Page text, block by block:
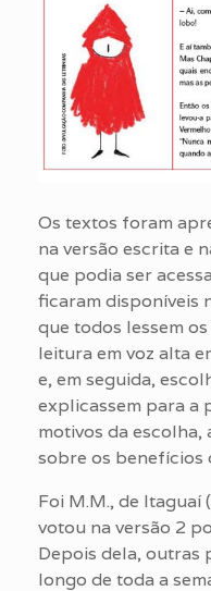
Os textos foram
na versão escrita e
que podia ser
ficaram disponíveis
que todos lessem
leitura em voz alta
e, em seguida,
explicassem para a
motivos da
sobre os benefícios
Foi M.M., de Itaguaí
votou na versão 2
Depois dela, outras
longo de toda a